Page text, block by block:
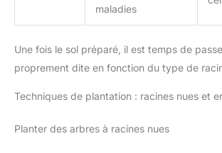
maladies
Une fois le sol préparé, il est temps de
proprement dite en fonction du type de
Techniques de plantation : racines nues et
Planter des arbres à racines nues